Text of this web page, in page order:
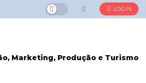
LOGIN